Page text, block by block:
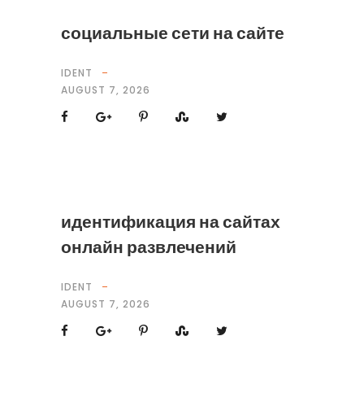
социальные сети на сайте
IDENT
AUGUST 7, 2026
идентификация на сайтах
онлайн развлечений
IDENT
AUGUST 7, 2026